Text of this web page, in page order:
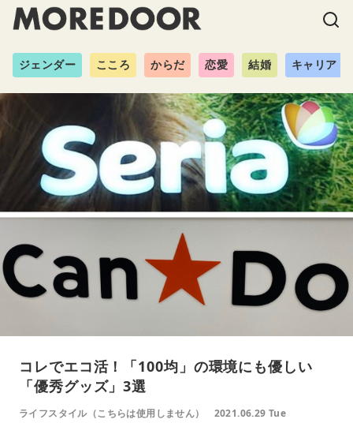
ジェンダー こころ からだ 恋愛 結婚 キャリア
コレでエコ活！「100均」の環境にも優しい
「優秀グッズ」3選
ライフスタイル（こちらは使用しません） 2021.06.29 Tue